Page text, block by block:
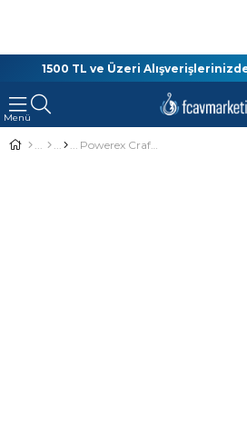
1500 TL ve Üzeri
Powerex Craft Paddletail 11,5 Cm 14,8 Gr Suni Yem 090